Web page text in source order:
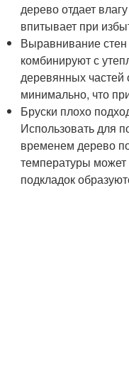
дерево отдает
впитывает при
Выравнивание
комбинируют с
деревянных частей
минимально, что
Бруски плохо
Использовать для
временем дерево
температуры может
подкладок